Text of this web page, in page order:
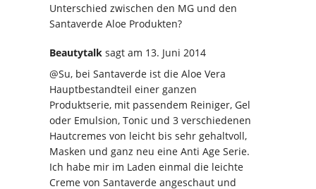
Unterschied zwischen den MG und den
Santaverde Aloe Produkten?
Beautytalk sagt am 13. Juni 2014
@Su, bei Santaverde ist die Aloe Vera
Hauptbestandteil einer ganzen
Produktserie, mit passendem Reiniger, Gel
oder Emulsion, Tonic und 3 verschiedenen
Hautcremes von leicht bis sehr gehaltvoll,
Masken und ganz neu eine Anti Age Serie.
Ich habe mir im Laden einmal die leichte
Creme von Santaverde angeschaut und